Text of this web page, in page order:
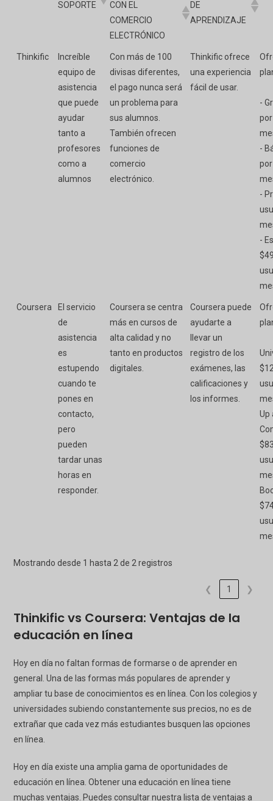
SOPORTE
CON EL
COMERCIO
ELECTRÓNICO
DE
APRENDIZAJE
Thinkific
Increíble
equipo de
asistencia
que puede
ayudar
tanto a
profesores
como a
alumnos
Con más de 100
divisas diferentes,
el pago nunca será
un problema para
sus alumnos.
También ofrecen
funciones de
comercio
electrónico.
Thinkific ofrece
una experiencia
fácil de usar.
-
-
-
-
Coursera
El servicio
de
asistencia
es
estupendo
cuando te
pones en
contacto,
pero
pueden
tardar unas
horas en
responder.
Coursera se centra
más en cursos de
alta calidad y no
tanto en productos
digitales.
Coursera puede
ayudarte a
llevar un
registro de los
exámenes, las
calificaciones y
los informes.
Up
Mostrando desde 1 hasta 2 de 2 registros
❮ 1 ❯
Thinkific vs Coursera: Ventajas de la
educación en línea
Hoy en día no faltan formas de formarse o de aprender en
general. Una de las formas más populares de aprender y
ampliar tu base de conocimientos es en línea. Con los colegios y
universidades subiendo constantemente sus precios, no es de
extrañar que cada vez más estudiantes busquen las opciones
en línea.
Hoy en día existe una amplia gama de oportunidades de
educación en línea. Obtener una educación en línea tiene
muchas ventajas. Puedes consultar nuestra lista de ventajas a